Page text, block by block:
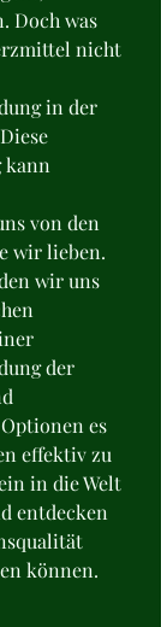
Doch was
nicht
in der
kann
von den
wir lieben.
wir uns
der
es
effektiv zu
in die Welt
entdecken
können.